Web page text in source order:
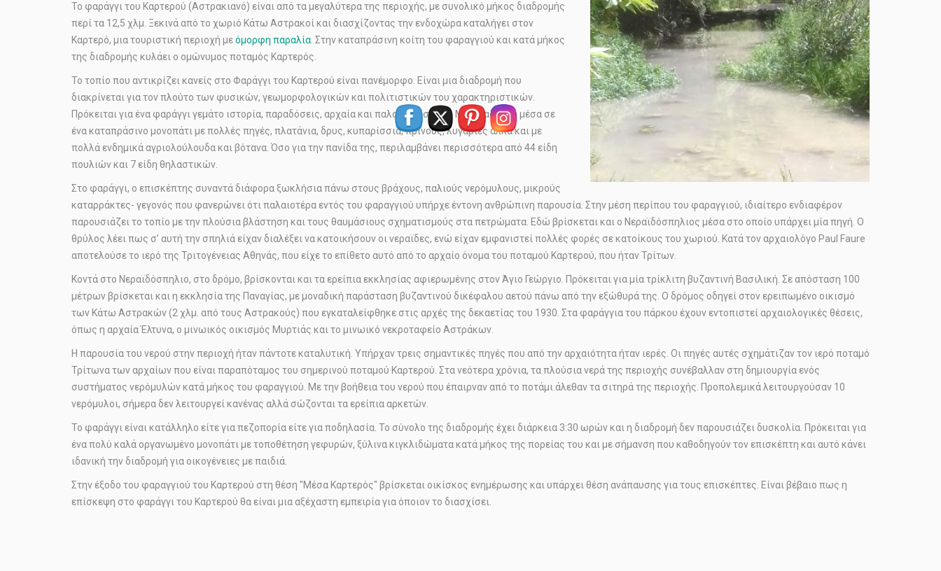
Το φαράγγι του Καρτερού (Αστρακιανό) είναι από τα μεγαλύτερα της περιοχής, με συνολικό μήκος διαδρομής
περί τα 12,5 χλμ. Ξεκινά από το χωριό Κάτω Αστρακοί και διασχίζοντας την ενδοχώρα καταλήγει στον
Καρτερό, μια τουριστική περιοχή μεόμορφη παραλία . Στην καταπράσινη κοίτη του φαραγγιού και κατά μήκος
της διαδρομής κυλάει ο ομώνυμος ποταμός Καρτερός.
Το τοπίο που αντικρίζει κανείς στο Φαράγγι του Καρτερού είναι πανέμορφο. Είναι μια διαδρομή που
διακρίνεται για τον πλούτο των φυσικών, γεωμορφολογικών και πολιτιστικών του χαρακτηριστικών.
Πρόκειται για ένα φαράγγι γεμάτο ιστορία, παραδόσεις, αρχαία και παλαιά κτίσματα. Μία διαδρομή μέσα σε
ένα καταπράσινο μονοπάτι με πολλές πηγές, πλατάνια, δρυς, κυπαρίσσια, πρίνους, λυγαριές αλλά και με
πολλά ενδημικά αγριολούλουδα και βότανα. Όσο για την πανίδα της, περιλαμβάνει περισσότερα από 44 είδη
πουλιών και 7 είδη θηλαστικών.
Στο φαράγγι, ο επισκέπτης συναντά διάφορα ξωκλήσια πάνω στους βράχους, παλιούς νερόμυλους, μικρούς
καταρράκτες- γεγονός που φανερώνει ότι παλαιοτέρα εντός του φαραγγιού υπήρχε έντονη ανθρώπινη παρουσία. Στην μέση περίπου του φαραγγιού, ιδιαίτερο ενδιαφέρον
παρουσιάζει το τοπίο με την πλούσια βλάστηση και τους θαυμάσιους σχηματισμούς στα πετρώματα. Εδώ βρίσκεται και ο Νεραϊδόσπηλιος μέσα στο οποίο υπάρχει μία πηγή. Ο
θρύλος λέει πως σ’ αυτή την σπηλιά είχαν διαλέξει να κατοικήσουν οι νεραϊδες, ενώ είχαν εμφανιστεί πολλές φορές σε κατοίκους του χωριού. Κατά τον αρχαιολόγο Paul Faure
αποτελούσε το ιερό της Τριτογένειας Αθηνάς, που είχε το επίθετο αυτό από το αρχαίο όνομα του ποταμού Καρτερού, που ήταν Τρίτων.
Κοντά στο Νεραϊδόσπηλιο, στο δρόμο, βρίσκονται και τα ερείπια εκκλησίας αφιερωμένης στον Άγιο Γεώργιο. Πρόκειται για μία τρίκλιτη βυζαντινή Βασιλική. Σε απόσταση 100
μέτρων βρίσκεται και η εκκλησία της Παναγίας, με μοναδική παράσταση βυζαντινού δικέφαλου αετού πάνω από την εξώθυρά της. Ο δρόμος οδηγεί στον ερειπωμένο οικισμό
των Κάτω Αστρακών (2 χλμ. από τους Αστρακούς) που εγκαταλείφθηκε στις αρχές της δεκαετίας του 1930. Στα φαράγγια του πάρκου έχουν εντοπιστεί αρχαιολογικές θέσεις,
όπως η αρχαία Έλτυνα, ο μινωικός οικισμός Μυρτιάς και το μινωικό νεκροταφείο Αστράκων.
Η παρουσία του νερού στην περιοχή ήταν πάντοτε καταλυτική. Υπήρχαν τρεις σημαντικές πηγές που από την αρχαιότητα ήταν ιερές. Οι πηγές αυτές σχημάτιζαν τον ιερό ποταμό
Τρίτωνα των αρχαίων που είναι παραπόταμος του σημερινού ποταμού Καρτερού. Στα νεότερα χρόνια, τα πλούσια νερά της περιοχής συνέβαλλαν στη δημιουργία ενός
συστήματος νερόμυλών κατά μήκος του φαραγγιού. Με την βοήθεια του νερού που έπαιρναν από το ποτάμι άλεθαν τα σιτηρά της περιοχής. Προπολεμικά λειτουργούσαν 10
νερόμυλοι, σήμερα δεν λειτουργεί κανένας αλλά σώζονται τα ερείπια αρκετών.
Το φαράγγι είναι κατάλληλο είτε για πεζοπορία είτε για ποδηλασία. Το σύνολο της διαδρομής έχει διάρκεια 3:30 ωρών και η διαδρομή δεν παρουσιάζει δυσκολία. Πρόκειται για
ένα πολύ καλά οργανωμένο μονοπάτι με τοποθέτηση γεφυρών, ξύλινα κιγκλιδώματα κατά μήκος της πορείας του και με σήμανση που καθοδηγούν τον επισκέπτη και αυτό κάνει
ιδανική την διαδρομή για οικογένειες με παιδιά.
Στην έξοδο του φαραγγιού του Καρτερού στη θέση "Μέσα Καρτερός" βρίσκεται οικίσκος ενημέρωσης και υπάρχει θέση ανάπαυσης για τους επισκέπτες. Είναι βέβαιο πως η
επίσκεψη στο φαράγγι του Καρτερού θα είναι μια αξέχαστη εμπειρία για όποιον το διασχίσει.